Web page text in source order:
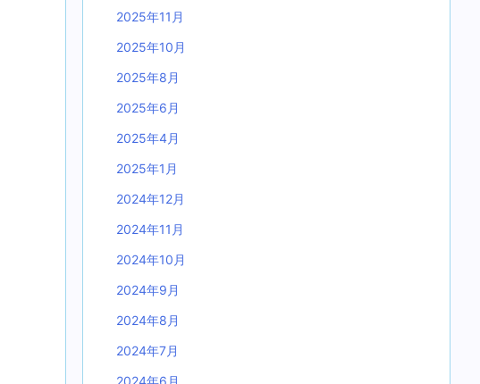
2025年11月
2025年10月
2025年8月
2025年6月
2025年4月
2025年1月
2024年12月
2024年11月
2024年10月
2024年9月
2024年8月
2024年7月
2024年6月